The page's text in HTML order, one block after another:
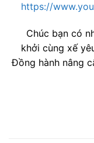
https://
Chúc bạn có
khởi cùng xế
Đồng hành nâng